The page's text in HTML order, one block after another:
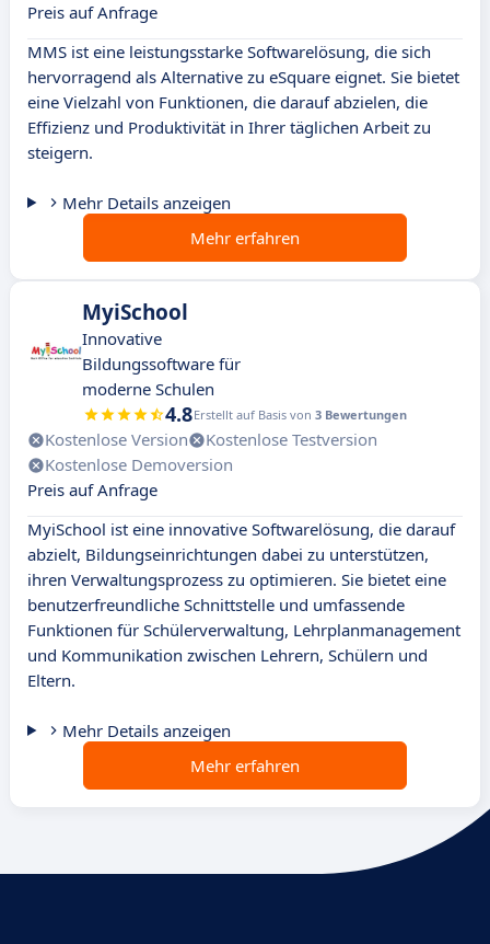
Preis auf Anfrage
MMS ist eine leistungsstarke Softwarelösung, die sich
hervorragend als Alternative zu eSquare eignet. Sie bietet
eine Vielzahl von Funktionen, die darauf abzielen, die
Effizienz und Produktivität in Ihrer täglichen Arbeit zu
steigern.
Mehr Details anzeigen
Mehr erfahren
MyiSchool
Innovative
Bildungssoftware für
moderne Schulen
4.8Erstellt auf Basis von 3 Bewertungen
Kostenlose Version
Kostenlose Testversion
Kostenlose Demoversion
Preis auf Anfrage
MyiSchool ist eine innovative Softwarelösung, die darauf
abzielt, Bildungseinrichtungen dabei zu unterstützen,
ihren Verwaltungsprozess zu optimieren. Sie bietet eine
benutzerfreundliche Schnittstelle und umfassende
Funktionen für Schülerverwaltung, Lehrplanmanagement
und Kommunikation zwischen Lehrern, Schülern und
Eltern.
Mehr Details anzeigen
Mehr erfahren